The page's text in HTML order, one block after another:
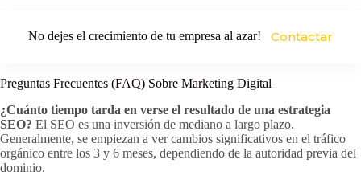
No dejes el crecimiento de tu empresa al azar! Contactar
Preguntas Frecuentes (FAQ) Sobre Marketing Digital
¿Cuánto tiempo tarda en verse el resultado de una estrategia
SEO? El SEO es una inversión de mediano a largo plazo.
Generalmente, se empiezan a ver cambios significativos en el tráfico
orgánico entre los 3 y 6 meses, dependiendo de la autoridad previa del
dominio.